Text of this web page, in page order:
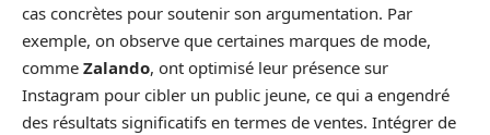
cas concrètes pour soutenir son argumentation. Par
exemple, on observe que certaines marques de mode,
comme Zalando, ont optimisé leur présence sur
Instagram pour cibler un public jeune, ce qui a engendré
des résultats significatifs en termes de ventes. Intégrer de